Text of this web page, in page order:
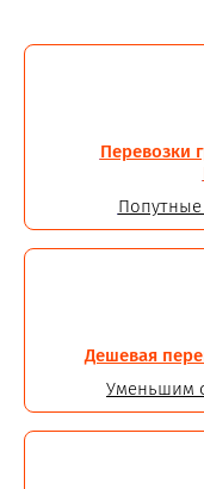
Перевозки
Попутные
Дешевая
Уменьшим